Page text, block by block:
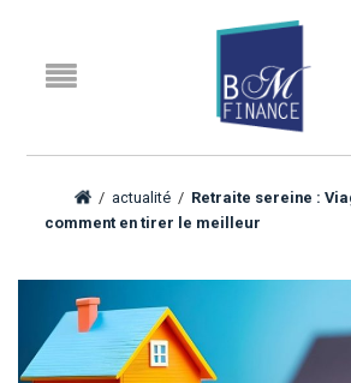
/ actualité / Retraite sereine :
comment en tirer le meilleur